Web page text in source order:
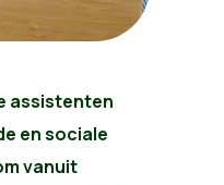
assistenten
en sociale
vanuit